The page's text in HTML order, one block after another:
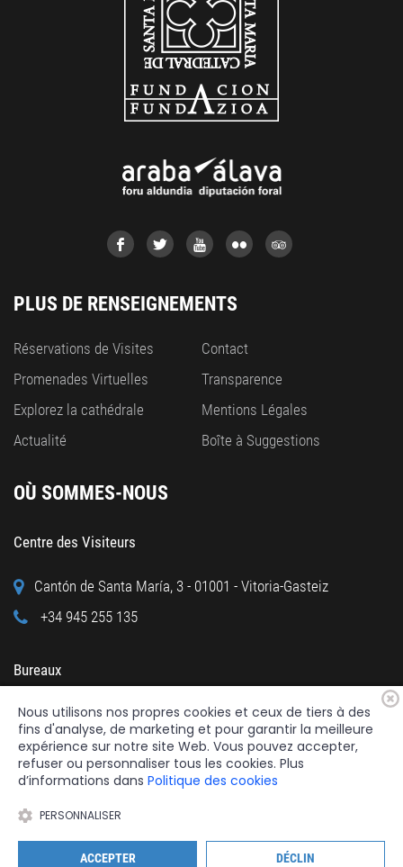
PLUS DE RENSEIGNEMENTS
Réservations de Visites
Promenades Virtuelles
Explorez la cathédrale
Actualité
Contact
Transparence
Mentions Légales
Boîte à Suggestions
OÙ SOMMES-NOUS
Centre des Visiteurs
Cantón de Santa María, 3 - 01001 - Vitoria-Gasteiz
+34 945 255 135
Bureaux
Calle Cuchillería, 95 - 01001 - Vitoria-Gasteiz
+34 945 122 160
2026 © Fundación Catedral Santa María Tous droits réservés.
Nous utilisons nos propres cookies et ceux de tiers à des
fins d'analyse, de marketing et pour garantir la meilleure
expérience sur notre site Web. Vous pouvez accepter,
refuser ou personnaliser tous les cookies. Plus
d’informations dans Politique des cookies
PERSONNALISER
ACCEPTER DÉCLIN